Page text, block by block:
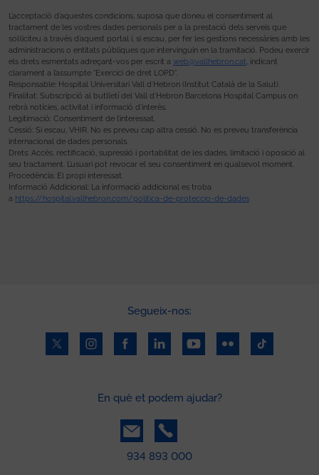
L’acceptació d’aquestes condicions, suposa que doneu el consentiment al
tractament de les vostres dades personals per a la prestació dels serveis que
sol·liciteu a través d’aquest portal i, si escau, per fer les gestions necessàries amb les
administracions o entitats públiques que intervinguin en la tramitació. Podeu exercir
els drets esmentats adreçant-vos per escrit a web@vallhebron.cat, indicant
clarament a l’assumpte “Exercici de dret LOPD”.
Responsable: Hospital Universitari Vall d’Hebron (Institut Català de la Salut).
Finalitat: Subscripció al butlletí del Vall d’Hebron Barcelona Hospital Campus on
rebrà notícies, activitat i informació d’interès.
Legitimació: Consentiment de l’interessat.
Cessió: Si escau, VHIR. No es preveu cap altra cessió. No es preveu transferència
internacional de dades personals.
Drets: Accés, rectificació, supressió i portabilitat de les dades, limitació i oposició al
seu tractament. L’usuari pot revocar el seu consentiment en qualsevol moment.
Procedència: El propi interessat.
Informació Addicional: La informació addicional es troba
a https://hospital.vallhebron.com/politica-de-proteccio-de-dades
Segueix-nos:
En què et podem ajudar?
934 893 000